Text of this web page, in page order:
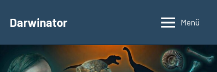
InhaltDarwinator
Evolutionsbiologie
Menü